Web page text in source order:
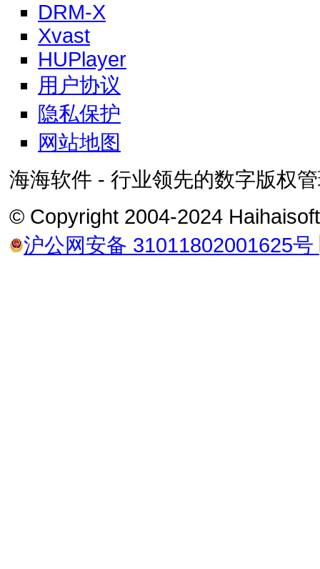
DRM-X
Xvast
HUPlayer
用户协议
隐私保护
网站地图
海海软件 - 行业领先的数字版权
© Copyright 2004-2024
沪公网安备 31011802001625号